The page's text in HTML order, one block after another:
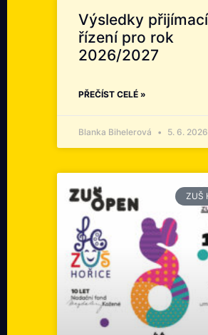
Výsledky
řízení pro rok
2026/2027
PŘEČÍST CELÉ »
Blanka Bihelerová 5. 6. 2026
ZUŠ